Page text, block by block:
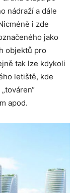
nádraží a dále
i zde
jako
objektů pro
tak lze kdykoli
letiště, kde
apod.